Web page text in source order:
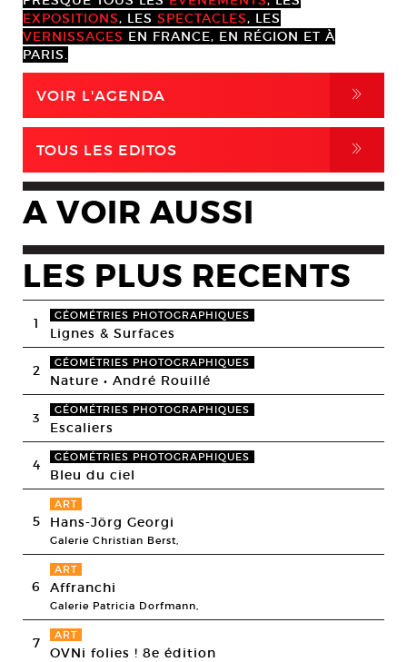
EXPOSITIONS, LES SPECTACLES, LES
VERNISSAGES EN FRANCE, EN RÉGION ET À
PARIS.
VOIR L'AGENDA ,
TOUS LES EDITOS ,
A VOIR AUSSI
LES PLUS RECENTS
1 GÉOMÉTRIES PHOTOGRAPHIQUES
Lignes & Surfaces
2 GÉOMÉTRIES PHOTOGRAPHIQUES
Nature • André Rouillé
3 GÉOMÉTRIES PHOTOGRAPHIQUES
Escaliers
4 GÉOMÉTRIES PHOTOGRAPHIQUES
Bleu du ciel
5
ART
Hans-Jörg Georgi
Galerie Christian Berst,
6
ART
Affranchi
Galerie Patricia Dorfmann,
7 ART
OVNi folies ! 8e édition